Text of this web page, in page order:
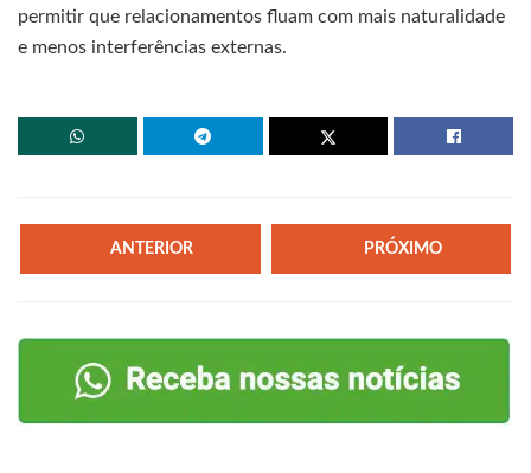
permitir que relacionamentos fluam com mais naturalidade
e menos interferências externas.
ANTERIOR PRÓXIMO